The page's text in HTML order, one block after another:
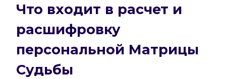
Что входит в расчет и
расшифровку
персональной Матрицы
Судьбы